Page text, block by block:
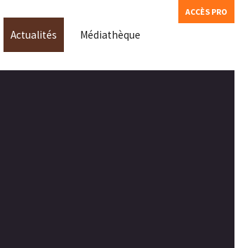
Actualités Médiathèque
ACCÈS PRO